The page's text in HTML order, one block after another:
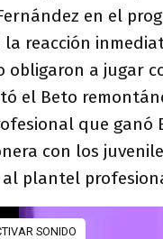
en el
la reacción
obligaron a jugar
el Beto
que ganó
con los
plantel